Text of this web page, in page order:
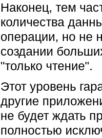
Наконец, тем
количества
операции, но не
создании
"только чтение".
Этот уровень
другие
не будет ждать
полностью